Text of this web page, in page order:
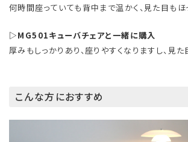
何時間座っていても背中まで温かく、見た目も
▷MG501キューバチェアと一緒に購入
厚みもしっかりあり、座りやすくなりますし、見た
こんな方におすすめ